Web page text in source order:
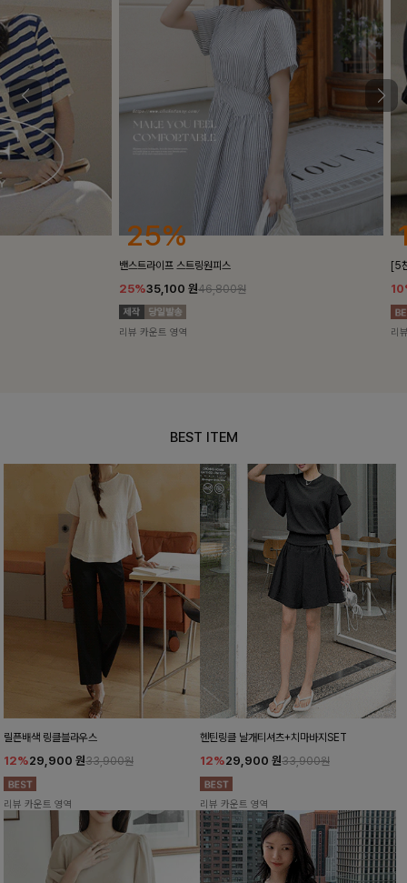
25%
밴스트라이프 스트링원피스
35,100원46,800원
리뷰 카운트 영역
10%
[5천장돌파/
리뷰 카운트 영
BEST ITEM
릴픈배색 링클블라우스
12%29,900 원33,900원
리뷰 카운트 영역
헨틴링클 날개티셔츠+치마바지SET
12%29,900 원33,900원
리뷰 카운트 영역